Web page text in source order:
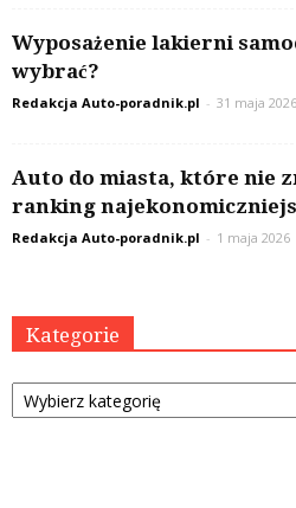
Wyposażenie lakierni
wybrać?
Redakcja Auto-poradnik.pl - 31 maja 2026
Auto do miasta, które nie
ranking
Redakcja Auto-poradnik.pl - 1 maja 2026
Kategorie
Kategorie